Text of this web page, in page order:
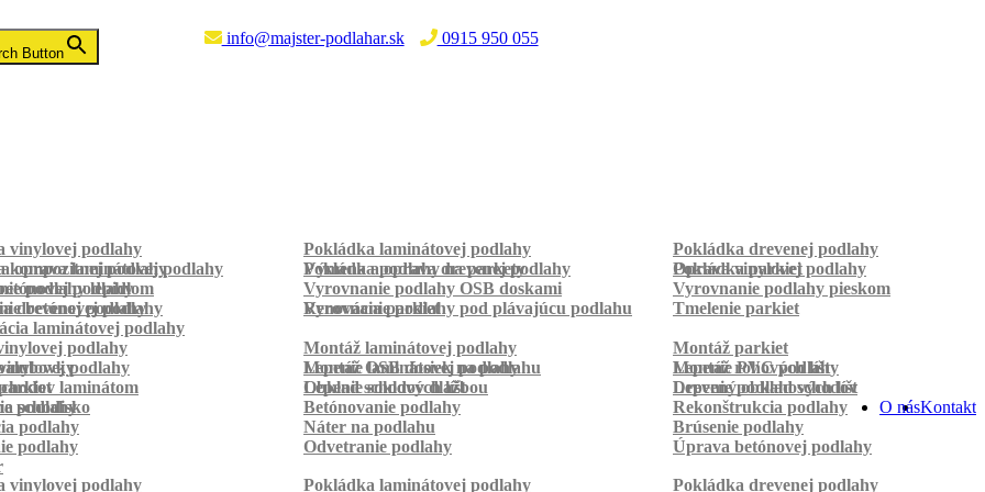
info@majster-podlahar.sk
0915 950 055
Button
vinylovej podlahy Pokládka laminátovej podlahy
Pokládka drevenej podlahy
kompozitnej podlahy Pokládka podlahy na parkety Pokládka parkiet
oprava laminátovej podlahy Výmena a oprava drevenej podlahy
Oprava vinylovej podlahy
podlahy
podlahy lepidlom Vyrovnanie podlahy OSB doskami
Vyrovnanie podlahy pieskom
betónovej podlahy Vyrovnanie podlahy pod plávajúcu podlahu
drevenej podlahy Renovácia parkiet
Tmelenie parkiet
laminátovej podlahy
podlahy Montáž laminátovej podlahy
Montáž parkiet
Montáž OSB dosiek na podlahu
Montáž rohových líšt
podlahy Lepenie laminátovej podlahy
Lepenie PVC podlahy
Lepenie soklových líšt Lepenie podlahových líšt
laminátom Obklad schodov dlažbou
Drevený obklad schodov
schodisko
podlahy Betónovanie podlahy
Rekonštrukcia podlahy
podlahy Náter na podlahu
Brúsenie podlahy
podlahy Odvetranie podlahy
Úprava betónovej podlahy
Kontakt
O nás
vinylovej podlahy Pokládka laminátovej podlahy
Pokládka drevenej podlahy